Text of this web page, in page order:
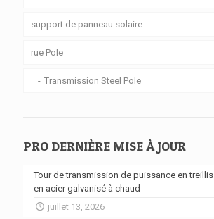
support de panneau solaire
rue Pole
Transmission Steel Pole
PRO DERNIÈRE MISE À JOUR
Tour de transmission de puissance en treillis
en acier galvanisé à chaud
juillet 13, 2026